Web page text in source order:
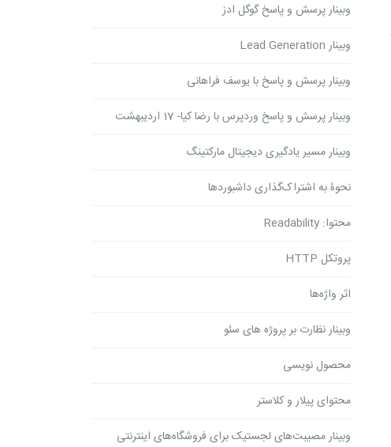
وبینار پرسش و پاسخ گوگل ادز
وبینار Lead Generation
وبینار پرسش و پاسخ با یوسف فراهانی
وبینار پرسش و پاسخ وردپرس با رضا کیا- 17 اردیبهشت
وبینار مسیر یادگیری دیجیتال مارکتینگ
نحوۀ به اشتراک‌گذاری داشبوردها
محتوا: Readability
پروتکل HTTP
اثر واژه‌ها
وبینار نظارت بر پروژه های سئو
محصول نویسی
محتوای پیلار و کلاستر
وبینار مصیبت‌های لجستیک برای فروشگاه‌های اینترنتی